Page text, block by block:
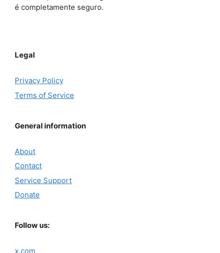
é completamente seguro.
Legal
Privacy Policy
Terms of Service
General information
About
Contact
Service Support
Donate
Follow us:
x.com